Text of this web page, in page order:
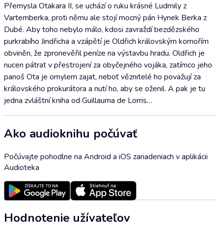
Přemysla Otakara II, se uchází o ruku krásné Ludmily z
Vartemberka, proti němu ale stojí mocný pán Hynek Berka z
Dubé. Aby toho nebylo málo, kdosi zavraždí bezdězského
purkrabího Jindřicha a vzápětí je Oldřich královským komořím
obviněn, že zpronevěřil peníze na výstavbu hradu. Oldřich je
nucen pátrat v přestrojení za obyčejného vojáka, zatímco jeho
panoš Ota je omylem zajat, neboť věznitelé ho považují za
královského prokurátora a nutí ho, aby se oženil. A pak je tu
jedna zvláštní kniha od Guillauma de Lorris…
Ako audioknihu počúvať
Počúvajte pohodlne na Android a iOS zariadeniach v aplikácii
Audioteka
Hodnotenie užívateľov